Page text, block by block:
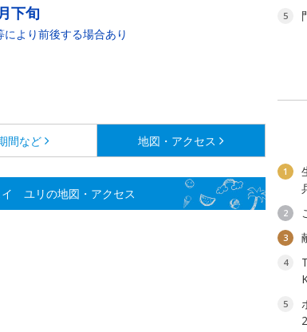
下旬
より前後する場合あり
間など 地図・アクセス
イ ユリの地図・アクセス
5
1
2
3
4
5